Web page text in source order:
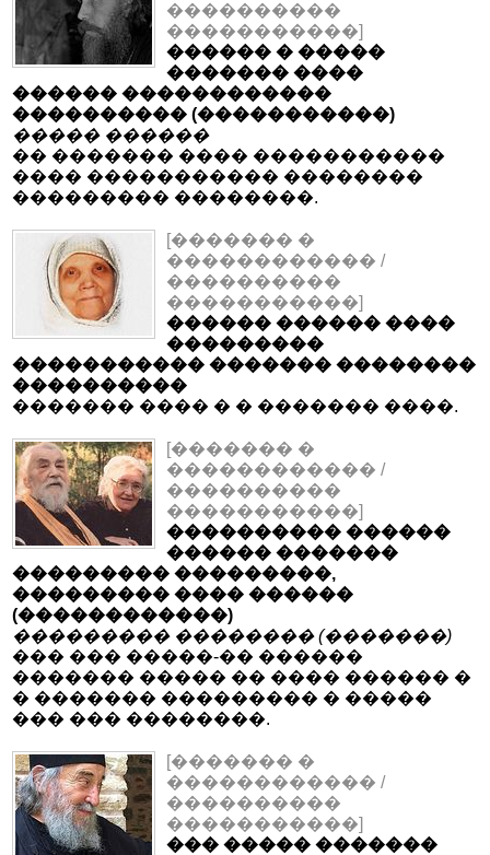
����������
�����������]
������ � �����
������� ����
������ ������������
���������� (�����������)
����� ������
�� ������� ���� �����������
���� ����������� ��������
��������� ��������.
[������� �
������������ /
����������
�����������]
������ ������ ����
���������
����������� ������� ��������
����������
������� ���� � � ������� ����.
[������� �
������������ /
����������
�����������]
���������� ������
������ �������
��������� ���������,
��������� ���� ������
(������������)
��������� �������� (�������)
��� ��� �����-�� ������
������� ����� �� ���� ������ �
� ������� ��������� � �����
��� ��� ��������.
[������� �
������������ /
����������
�����������]
��� ����� �������